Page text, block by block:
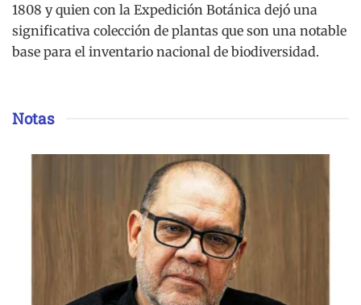
1808 y quien con la Expedición Botánica dejó una
significativa colección de plantas que son una notable
base para el inventario nacional de biodiversidad.
Notas